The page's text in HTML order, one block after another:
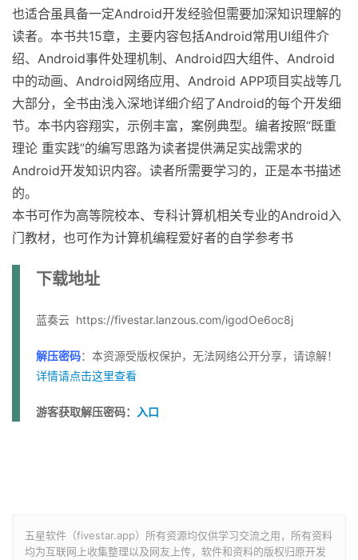
也适合虽具备一定Android开发经验但需要加深知识理解的
读者。本书共15章，主要内容包括Android常用UI组件介
绍、Android事件处理机制、Android四大组件、Android
中的动画、Android网络应用、Android APP项目实战等几
大部分，全书由浅入深地详细介绍了Android的每个开发细
节。本书内容翔实，示例丰富，案例典型。编者按照“既重
理论 重实践”的编写思路为读者提供满足实战需求的
Android开发知识内容。读者所需要学习的，正是本书描述
的。
本书可作为高等院校本、专科计算机相关专业的Android入
门教材，也可作为计算机编程爱好者的自学参考书
下载地址
蓝奏云 https://fivestar.lanzous.com/igodOe6oc8j
解压密码：本资源受版权保护，无法网络公开分享，请谅解！
详情请点击这里查看
游客获取解压密码： 入口
五星软件（fivestar.app）所有资源均仅供学习交流之用，所有资料
均为互联网上收集整理以及网友上传，软件和资料的版权归原开发